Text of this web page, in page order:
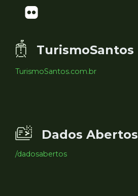
TurismoSantos
TurismoSantos.com.br
Dados Abertos
/dadosabertos